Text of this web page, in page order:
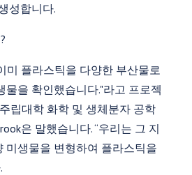
성합니다.
미 플라스틱을 다양한 부산물로
물을 확인했습니다."라고 프로젝
립대학 화학 및 생체분자 공학
은 말했습니다. “우리는 그 지
미생물을 변형하여 플라스틱을